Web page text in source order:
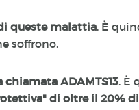
queste malattia. È
soffrono.
ADAMTS13. È
di oltre il 20%